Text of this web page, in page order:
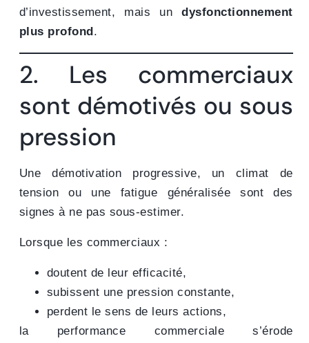
d’investissement, mais undysfonctionnement
plus profond.
2. Les commerciaux
sont démotivés ou sous
pression
Une démotivation progressive, un climat de
tension ou une fatigue généralisée sont des
signes à ne pas sous-estimer.
Lorsque les commerciaux :
doutent de leur efficacité,
subissent une pression constante,
perdent le sens de leurs actions,
la performance commerciale s’érode